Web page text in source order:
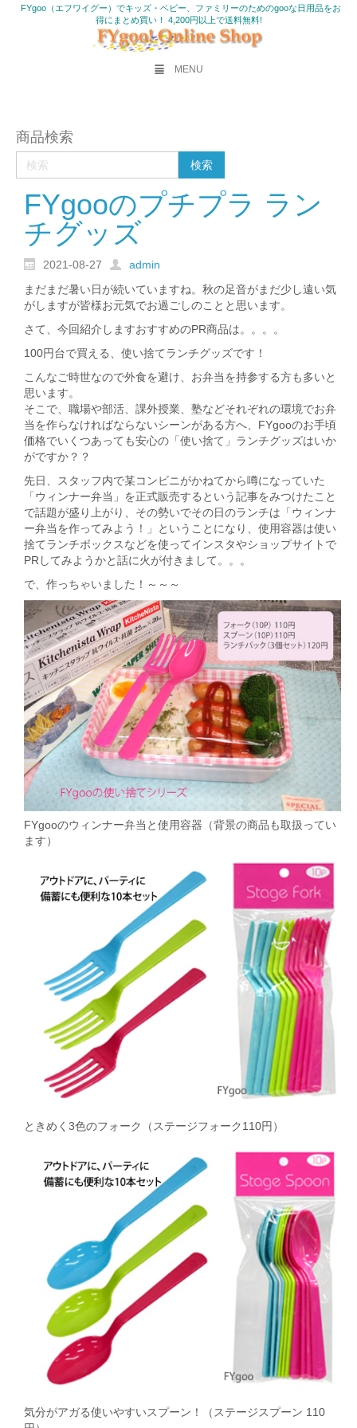
FYgoo（エフワイグー）でキッズ・ベビー、ファミリーのためのgooな日用品をお
得にまとめ買い！ 4,200円以上で送料無料!
MENU
商品検索
FYgooのプチプラ ラン
チグッズ
2021-08-27
admin
まだまだ暑い日が続いていますね。秋の足音がまだ少し遠い気
がしますが皆様お元気でお過ごしのことと思います。
さて、今回紹介しますおすすめのPR商品は。。。。
100円台で買える、使い捨てランチグッズです！
こんなご時世なので外食を避け、お弁当を持参する方も多いと
思います。
そこで、職場や部活、課外授業、塾などそれぞれの環境でお弁
当を作らなければならないシーンがある方へ、FYgooのお手頃
価格でいくつあっても安心の「使い捨て」ランチグッズはいか
がですか？？
先日、スタッフ内で某コンビニがかねてから噂になっていた
「ウィンナー弁当」を正式販売するという記事をみつけたこと
で話題が盛り上がり、その勢いでその日のランチは「ウィンナ
ー弁当を作ってみよう！」ということになり、使用容器は使い
捨てランチボックスなどを使ってインスタやショップサイトで
PRしてみようかと話に火が付きまして。。。
で、作っちゃいました！～～～
FYgooのウィンナー弁当と使用容器（背景の商品も取扱ってい
ます）
ときめく3色のフォーク（ステージフォーク110円）
気分がアガる使いやすいスプーン！（ステージスプーン 110